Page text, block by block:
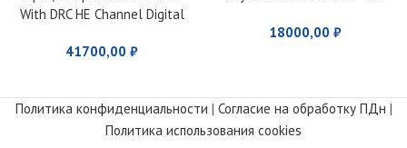
With DRC HE Channel Digital
41700,00 ₽
18000,00 ₽
Политика конфиденциальности | Согласие на обработку ПДн |
Политика использования cookies